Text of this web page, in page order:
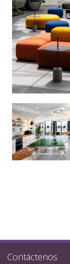
Contáctenos